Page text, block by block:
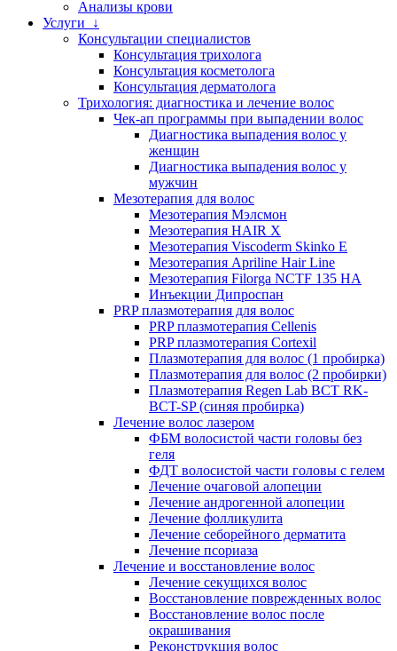
Анализы крови
Услуги ↓
Консультации специалистов
Консультация трихолога
Консультация косметолога
Консультация дерматолога
Трихология: диагностика и лечение волос
Чек-ап программы при выпадении волос
Диагностика выпадения волос у
женщин
Диагностика выпадения волос у
мужчин
Мезотерапия для волос
Мезотерапия Мэлсмон
Мезотерапия HAIR X
Мезотерапия Viscoderm Skinko E
Мезотерапия Apriline Hair Line
Мезотерапия Filorga NCTF 135 HA
Инъекции Дипроспан
PRP плазмотерапия для волос
PRP плазмотерапия Cellenis
PRP плазмотерапия Cortexil
Плазмотерапия для волос (1 пробирка)
Плазмотерапия для волос (2 пробирки)
Плазмотерапия Regen Lab BCT RK-
BCT-SP (синяя пробирка)
Лечение волос лазером
ФБМ волосистой части головы без
геля
ФДТ волосистой части головы с гелем
Лечение очаговой алопеции
Лечение андрогенной алопеции
Лечение фолликулита
Лечение себорейного дерматита
Лечение псориаза
Лечение и восстановление волос
Лечение секущихся волос
Восстановление поврежденных волос
Восстановление волос после
окрашивания
Реконструкция волос